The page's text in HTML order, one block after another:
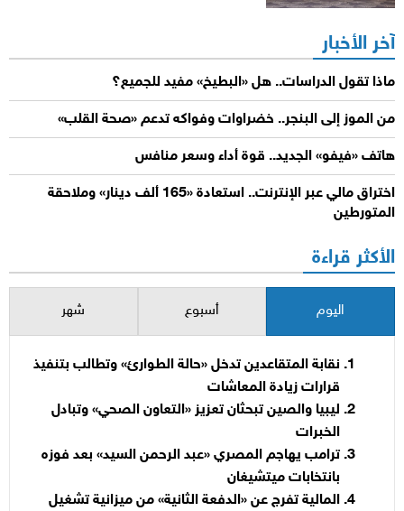
آخر الأخبار
ماذا تقول الدراسات.. هل «البطيخ» مفيد للجميع؟
من الموز إلى البنجر.. خضراوات وفواكه تدعم «صحة القلب»
هاتف «فيفو» الجديد.. قوة أداء وسعر منافس
اختراق مالي عبر الإنترنت.. استعادة «165 ألف دينار» وملاحقة
المتورطين
الأكثر قراءة
اليوم أسبوع شهر
نقابة المتقاعدين تدخل «حالة الطوارئ» وتطالب بتنفيذ
قرارات زيادة المعاشات
ليبيا والصين تبحثان تعزيز «التعاون الصحي» وتبادل
الخبرات
ترامب يهاجم المصري «عبد الرحمن السيد» بعد فوزه
بانتخابات ميتشيغان
المالية تفرج عن «الدفعة الثانية» من ميزانية تشغيل